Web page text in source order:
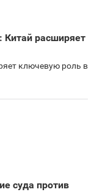
Китай расширяет
ключевую роль в
суда против